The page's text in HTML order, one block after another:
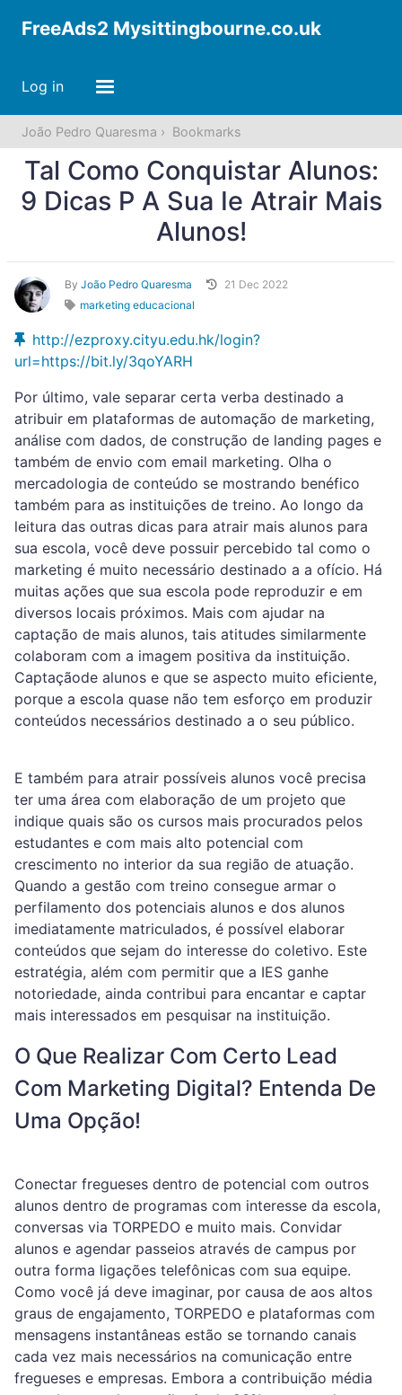
FreeAds2 Mysittingbourne.co.uk
Log in
João Pedro Quaresma Bookmarks
Tal Como Conquistar Alunos:
9 Dicas P A Sua Ie Atrair Mais
Alunos!
By João Pedro Quaresma
21 Dec 2022
marketing educacional
http://ezproxy.cityu.edu.hk/login?
url=https://bit.ly/3qoYARH
Por último, vale separar certa verba destinado a
atribuir em plataformas de automação de marketing,
análise com dados, de construção de landing pages e
também de envio com email marketing. Olha o
mercadologia de conteúdo se mostrando benéfico
também para as instituições de treino. Ao longo da
leitura das outras dicas para atrair mais alunos para
sua escola, você deve possuir percebido tal como o
marketing é muito necessário destinado a a ofício. Há
muitas ações que sua escola pode reproduzir e em
diversos locais próximos. Mais com ajudar na
captação de mais alunos, tais atitudes similarmente
colaboram com a imagem positiva da instituição.
Captaçãode alunos e que se aspecto muito eficiente,
porque a escola quase não tem esforço em produzir
conteúdos necessários destinado a o seu público.
E também para atrair possíveis alunos você precisa
ter uma área com elaboração de um projeto que
indique quais são os cursos mais procurados pelos
estudantes e com mais alto potencial com
crescimento no interior da sua região de atuação.
Quando a gestão com treino consegue armar o
perfilamento dos potenciais alunos e dos alunos
imediatamente matriculados, é possível elaborar
conteúdos que sejam do interesse do coletivo. Este
estratégia, além com permitir que a IES ganhe
notoriedade, ainda contribui para encantar e captar
mais interessados em pesquisar na instituição.
O Que Realizar Com Certo Lead
Com Marketing Digital? Entenda De
Uma Opção!
Conectar fregueses dentro de potencial com outros
alunos dentro de programas com interesse da escola,
conversas via TORPEDO e muito mais. Convidar
alunos e agendar passeios através de campus por
outra forma ligações telefônicas com sua equipe.
Como você já deve imaginar, por causa de aos altos
graus de engajamento, TORPEDO e plataformas com
mensagens instantâneas estão se tornando canais
cada vez mais necessários na comunicação entre
fregueses e empresas. Embora a contribuição média